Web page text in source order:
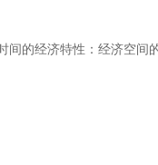
的经济特性：经济空间